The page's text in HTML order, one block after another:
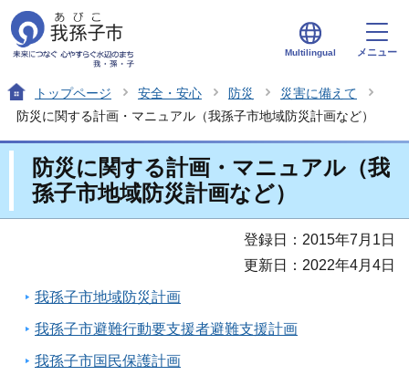
Multilingual メニュー
トップページ 安全・安心 防災
災害に備えて
防災に関する計画・マニュアル（我孫子市地域防災計画など）
防災に関する計画・マニュアル（我
孫子市地域防災計画など）
登録日：2015年7月1日
更新日：2022年4月4日
我孫子市地域防災計画
我孫子市避難行動要支援者避難支援計画
我孫子市国民保護計画